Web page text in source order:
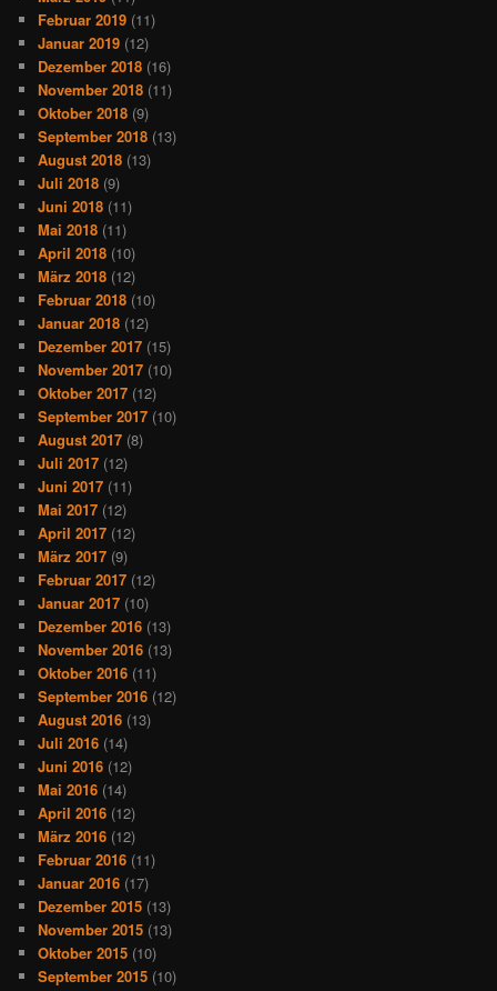
Februar 2019 (11)
Januar 2019 (12)
Dezember 2018 (16)
November 2018 (11)
Oktober 2018 (9)
September 2018 (13)
August 2018 (13)
Juli 2018 (9)
Juni 2018 (11)
Mai 2018 (11)
April 2018 (10)
März 2018 (12)
Februar 2018 (10)
Januar 2018 (12)
Dezember 2017 (15)
November 2017 (10)
Oktober 2017 (12)
September 2017 (10)
August 2017 (8)
Juli 2017 (12)
Juni 2017 (11)
Mai 2017 (12)
April 2017 (12)
März 2017 (9)
Februar 2017 (12)
Januar 2017 (10)
Dezember 2016 (13)
November 2016 (13)
Oktober 2016 (11)
September 2016 (12)
August 2016 (13)
Juli 2016 (14)
Juni 2016 (12)
Mai 2016 (14)
April 2016 (12)
März 2016 (12)
Februar 2016 (11)
Januar 2016 (17)
Dezember 2015 (13)
November 2015 (13)
Oktober 2015 (10)
September 2015 (10)